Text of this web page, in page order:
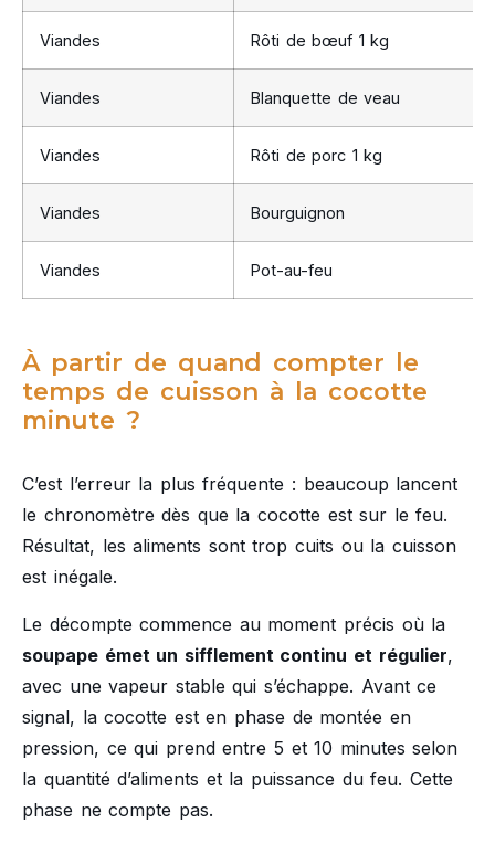
Viandes Rôti de bœuf 1 kg
Viandes Blanquette de veau
Viandes Rôti de porc 1 kg
Viandes Bourguignon
Viandes Pot-au-feu
À partir de quand compter le
temps de cuisson à la cocotte
minute ?
C’est l’erreur la plus fréquente : beaucoup lancent
le chronomètre dès que la cocotte est sur le feu.
Résultat, les aliments sont trop cuits ou la cuisson
est inégale.
Le décompte commence au moment précis où la
soupape émet un sifflement continu et régulier,
avec une vapeur stable qui s’échappe. Avant ce
signal, la cocotte est en phase de montée en
pression, ce qui prend entre 5 et 10 minutes selon
la quantité d’aliments et la puissance du feu. Cette
phase ne compte pas.